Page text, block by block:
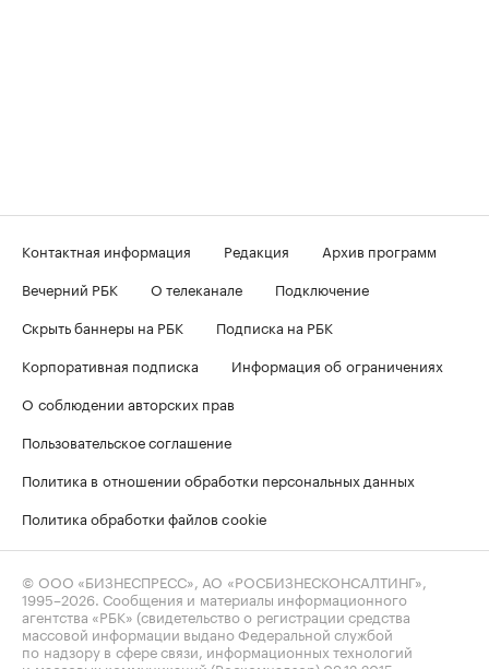
Контактная информация Редакция
Архив программ
Вечерний РБК
О телеканале
Подключение
Скрыть баннеры на РБК
Подписка на РБК
Корпоративная подписка
Информация об ограничениях
О соблюдении авторских прав
Пользовательское соглашение
Политика в отношении обработки персональных данных
Политика обработки файлов cookie
© ООО «БИЗНЕСПРЕСС», АО «РОСБИЗНЕСКОНСАЛТИНГ»,
1995–2026. Сообщения и материалы информационного
агентства «РБК» (свидетельство о регистрации средства
массовой информации выдано Федеральной службой
по надзору в сфере связи, информационных технологий